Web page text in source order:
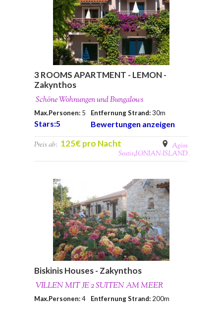
3 ROOMS APARTMENT - LEMON -
Zakynthos
Schöne Wohnungen und Bungalows
Max.Personen: 5 Entfernung Strand:30m
Stars:5 Bewertungen anzeigen
Preis ab: 125€ pro Nacht
Agios
Sostis,IONIAN-ISLAND
Biskinis Houses - Zakynthos
VILLEN MIT JE 2 SUITEN AM MEER
Max.Personen:4 Entfernung Strand: 200m